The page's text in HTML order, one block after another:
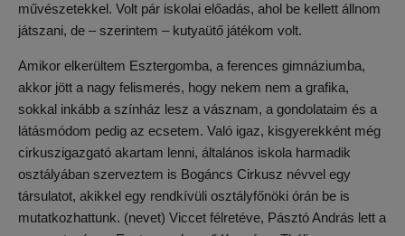
művészetekkel. Volt pár iskolai előadás, ahol be kellett állnom
játszani, de – szerintem – kutyaütő játékom volt.
Amikor elkerültem Esztergomba, a ferences gimnáziumba,
akkor jött a nagy felismerés, hogy nekem nem a grafika,
sokkal inkább a színház lesz a vásznam, a gondolataim és a
látásmódom pedig az ecsetem. Való igaz, kisgyerekként még
cirkuszigazgató akartam lenni, általános iskola harmadik
osztályában szerveztem is Bogáncs Cirkusz névvel egy
társulatot, akikkel egy rendkívüli osztályfőnöki órán be is
mutatkozhattunk. (nevet) Viccet félretéve, Pásztó András lett a